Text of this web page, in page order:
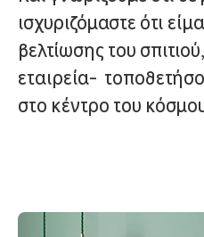
ισχυριζόμαστε ότι
βελτίωσης του σπιτιού,
εταιρεία-
στο κέντρο του